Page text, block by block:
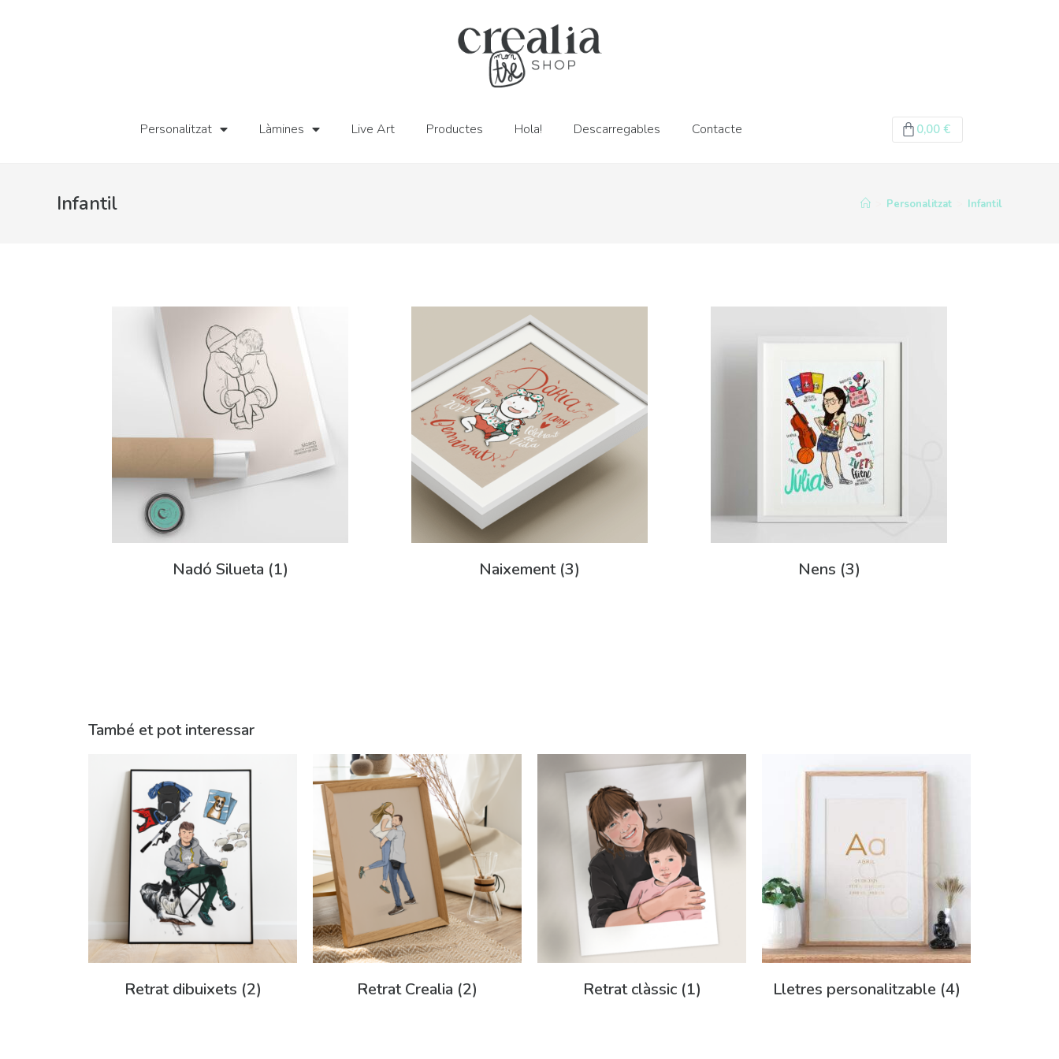
Personalitzat Làmines Live Art Productes Hola! Descarregables Contacte 0,00 €
Infantil Personalitzat Infantil
Nadó Silueta (1) Naixement (3) Nens (3)
També et pot interessar
Retrat dibuixets (2) Retrat Crealia (2) Retrat clàssic (1) Lletres personalitzable (4)